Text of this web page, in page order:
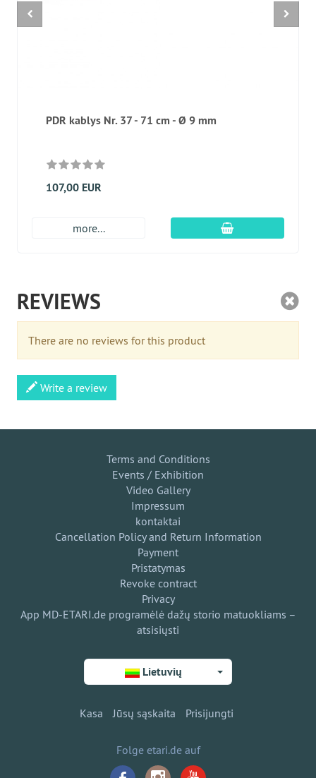
PDR kablys Nr. 37 - 71 cm - Ø 9 mm
107,00 EUR
more... Įdėti į krepšį
REVIEWS
There are no reviews for this product
Write a review
Terms and Conditions
Events / Exhibition
Video Gallery
Impressum
kontaktai
Cancellation Policy and Return Information
Payment
Pristatymas
Revoke contract
Privacy
App MD-ETARI.de programėlė dažų storio matuokliams –
atsisiųsti
Lietuvių
Kasa Jūsų sąskaita Prisijungti
Folge etari.de auf